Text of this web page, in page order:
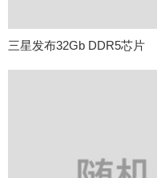
三星发布32Gb DDR5芯片